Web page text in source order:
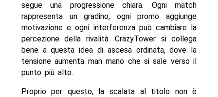
segue una progressione chiara. Ogni match
rappresenta un gradino, ogni promo aggiunge
motivazione e ogni interferenza può cambiare la
percezione della rivalità. CrazyTower si collega
bene a questa idea di ascesa ordinata, dove la
tensione aumenta man mano che si sale verso il
punto più alto.
Proprio per questo, la scalata al titolo non è